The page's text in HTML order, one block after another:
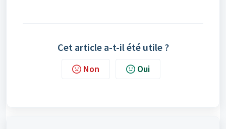
Cet article a-t-il été utile ?
Non Oui